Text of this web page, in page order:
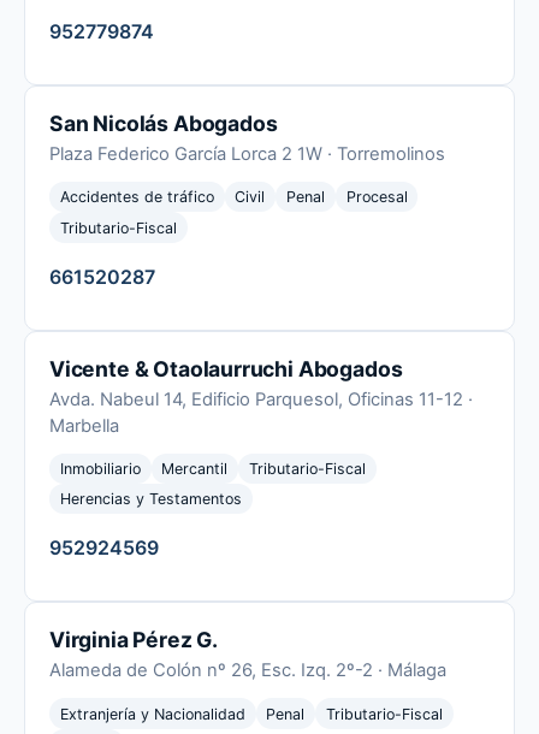
952779874
San Nicolás Abogados
Plaza Federico García Lorca 2 1W · Torremolinos
Accidentes de tráfico Civil Penal
Procesal
Tributario-Fiscal
661520287
Vicente & Otaolaurruchi Abogados
Avda. Nabeul 14, Edificio Parquesol, Oficinas 11-12 ·
Marbella
Inmobiliario Mercantil
Tributario-Fiscal
Herencias y Testamentos
952924569
Virginia Pérez G.
Alameda de Colón nº 26, Esc. Izq. 2º-2 · Málaga
Extranjería y Nacionalidad Penal
Tributario-Fiscal